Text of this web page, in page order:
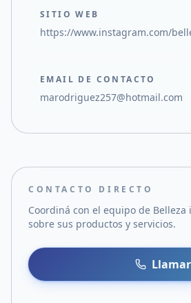
SITIO WEB
https://www.instagram.com/
EMAIL DE CONTACTO
marodriguez257@hotmail.com
CONTACTO DIRECTO
Coordiná con el equipo de Belleza
sobre sus productos y servicios.